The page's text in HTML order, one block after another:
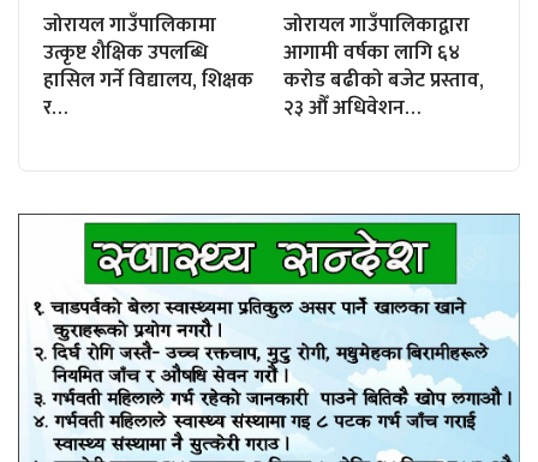
जोरायल गाउँपालिकामा
उत्कृष्ट शैक्षिक उपलब्धि
हासिल गर्ने विद्यालय, शिक्षक
र…
जोरायल गाउँपालिकाद्वारा
आगामी वर्षका लागि ६४
करोड बढीको बजेट प्रस्ताव,
२३ औँ अधिवेशन…